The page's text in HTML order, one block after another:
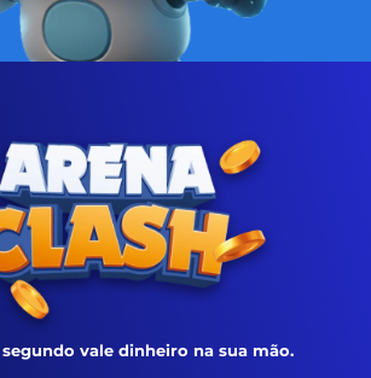
vale dinheiro na sua mão.